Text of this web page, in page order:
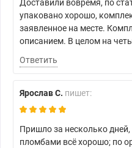
Доставили вовремя, по
упаковано хорошо,
заявленное на месте.
описанием. В целом на
Ответить
Ярослав С. пишет:
Пришло за несколько
пломбами всё хорошо; по